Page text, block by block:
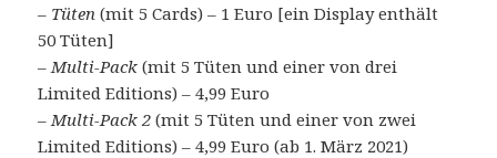
– Tüten (mit 5 Cards) – 1 Euro [ein Display enthält
50 Tüten]
– Multi-Pack (mit 5 Tüten und einer von drei
Limited Editions) – 4,99 Euro
– Multi-Pack 2 (mit 5 Tüten und einer von zwei
Limited Editions) – 4,99 Euro (ab 1. März 2021)